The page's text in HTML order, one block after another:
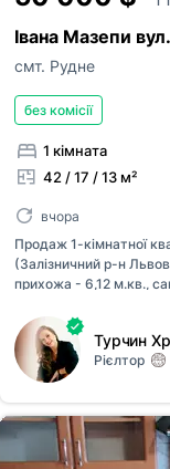
Івана Мазепи
смт. Рудне
без комісії
1 кімната
42 / 17 / 13 м²
вчора
Продаж 1-кімнатної
(Залізничний р-н
прихожа - 6,12 м.кв.,
балконом з видом на
Індивідуальне газове
Будинок клубного
поверсі - комерція,
паркінг: гостьові та
огляд
Турчин
Рієлтор